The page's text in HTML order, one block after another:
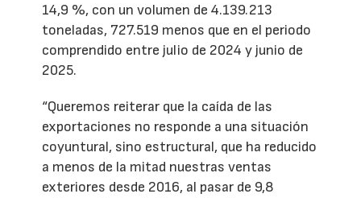
14,9 %, con un volumen de 4.139.213
toneladas, 727.519 menos que en el periodo
comprendido entre julio de 2024 y junio de
2025.
“Queremos reiterar que la caída de las
exportaciones no responde a una situación
coyuntural, sino estructural, que ha reducido
a menos de la mitad nuestras ventas
exteriores desde 2016, al pasar de 9,8